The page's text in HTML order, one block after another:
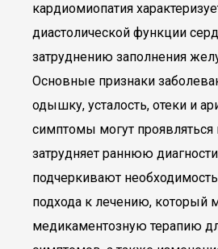
кардиомиопатия
диастолической функции
затруднению заполнения
Основные признаки
одышку, усталость, отеки и
симптомы могут проявляться
затрудняет раннюю
подчеркивают
подхода к лечению, который
медикаментозную терапию